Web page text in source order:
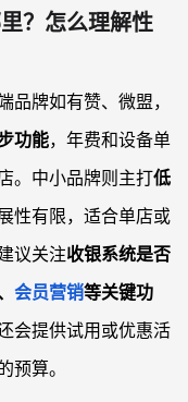
？怎么理解性
品牌如有赞、微盟，
功能，年费和设备单
。中小品牌则主打低
性有限，适合单店或
议关注收银系统是否
会员营销等关键功
会提供试用或优惠活
预算。